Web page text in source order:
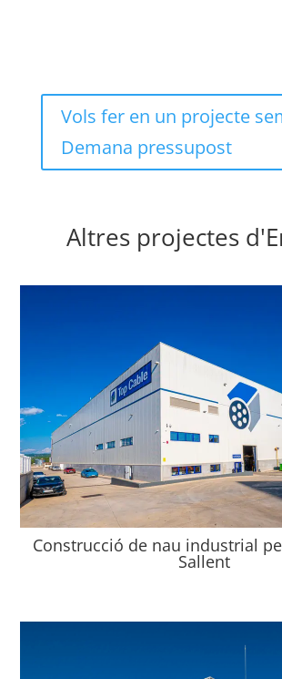
Vols fer en un projecte
Demana pressupost
Altres projectes
Construcció de nau industrial
Sallent